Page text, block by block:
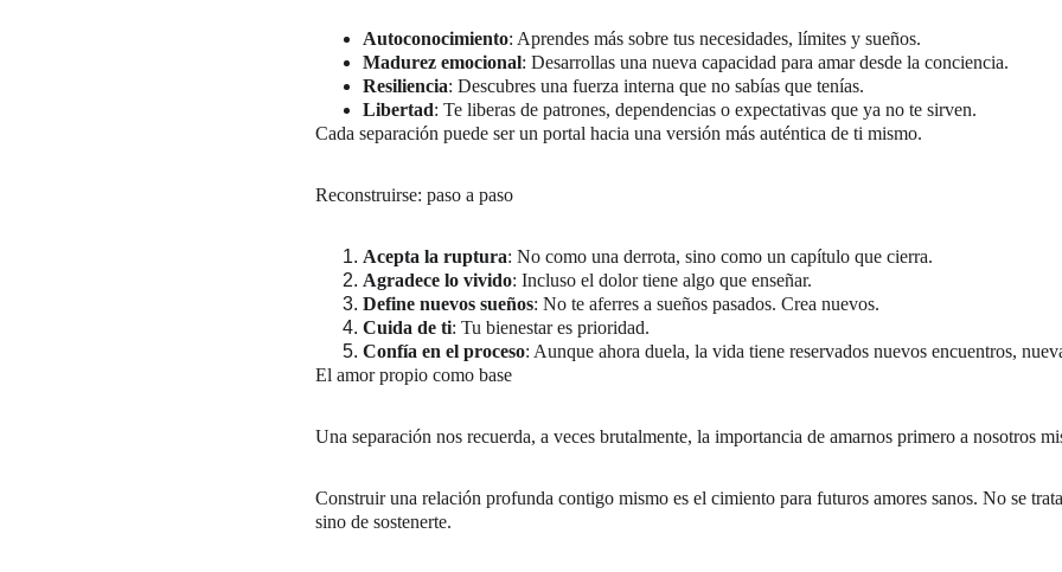
Autoconocimiento: Aprendes más sobre tus necesidades, límites y sueños.
Madurez emocional: Desarrollas una nueva capacidad para amar desde la conciencia.
Resiliencia: Descubres una fuerza interna que no sabías que tenías.
Libertad: Te liberas de patrones, dependencias o expectativas que ya no te sirven.
Cada separación puede ser un portal hacia una versión más auténtica de ti mismo.
Reconstruirse: paso a paso
Acepta la ruptura: No como una derrota, sino como un capítulo que cierra.
Agradece lo vivido: Incluso el dolor tiene algo que enseñar.
Define nuevos sueños: No te aferres a sueños pasados. Crea nuevos.
Cuida de ti: Tu bienestar es prioridad.
Confía en el proceso: Aunque ahora duela, la vida tiene reservados nuevos encuentros,
El amor propio como base
Una separación nos recuerda, a veces brutalmente, la importancia de amarnos primero a nosotros
Construir una relación profunda contigo mismo es el cimiento para futuros amores sanos. No se
sino de sostenerte.